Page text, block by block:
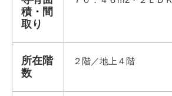
積・間
取り
所在階
数
２階／地上４階